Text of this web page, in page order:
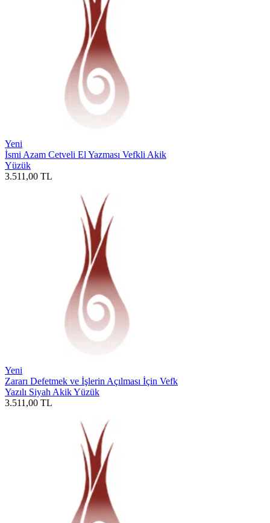
Yeni
İsmi Azam Cetveli El Yazması Vefkli Akik
Yüzük
3.511,00 TL
Yeni
Zararı Defetmek ve İşlerin Açılması İçin Vefk
Yazılı Siyah Akik Yüzük
3.511,00 TL